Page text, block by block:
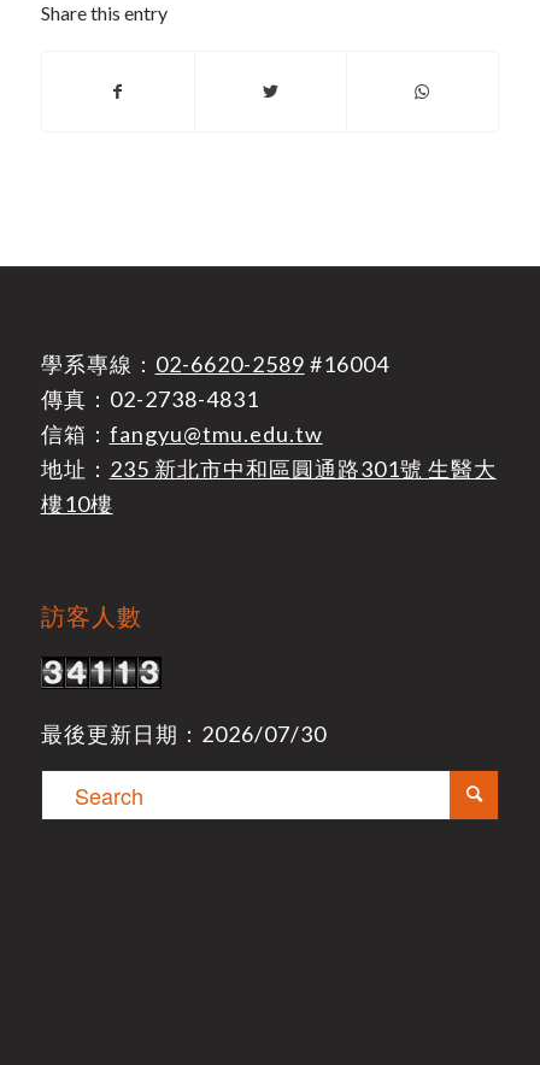
Share this entry
學系專線： 02-6620-2589 #16004
傳真：02-2738-4831
信箱： fangyu@tmu.edu.tw
地址： 235 新北市中和區圓通路301號 生醫大
樓10樓
訪客人數
最後更新日期：2026/07/30